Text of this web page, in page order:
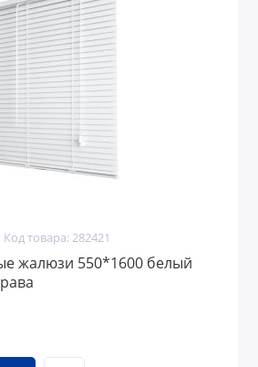
Код товара: 282421
жалюзи 550*1600 белый